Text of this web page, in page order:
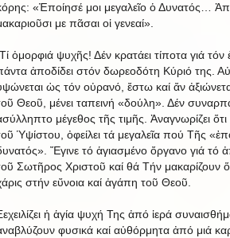
«Ἐποίησέ μοι μεγαλεῖο ὁ Δυνατός…
με πᾶσαι οἱ γενεαί».
ὀμορφιά ψυχῆς! Δέν κρατάει τίποτα γιά
ἀποδίδει στόν δωρεοδότη Κύριό της.
ὡς τόν οὐρανό, ἔστω καί ἄν
Θεοῦ, μένει ταπεινή «δούλη». Δέν
μέγεθος τῆς τιμῆς. Ἀναγνωρίζει
Ὑψίστου, ὀφείλει τά μεγαλεῖα πού Τῆς
Ἔγινε τό ἁγιασμένο ὄργανο γιά τό
Σωτῆρος Χριστοῦ καί θά Τήν μακαρίζουν
στήν εὔνοια καί ἀγάπη τοῦ Θεοῦ.
ἡ ἁγία ψυχή Της ἀπό ἱερά
φυσικά καί αὐθόρμητα ἀπό μιά